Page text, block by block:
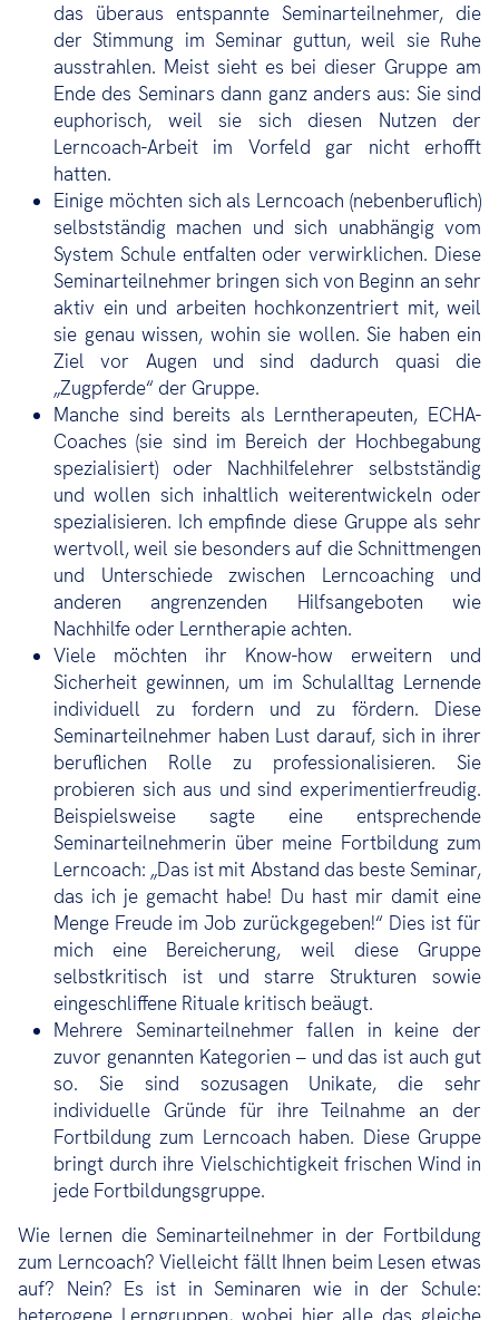
das überaus entspannte Seminarteilnehmer, die
der Stimmung im Seminar guttun, weil sie Ruhe
ausstrahlen. Meist sieht es bei dieser Gruppe am
Ende des Seminars dann ganz anders aus: Sie sind
euphorisch, weil sie sich diesen Nutzen der
Lerncoach-Arbeit im Vorfeld gar nicht erhofft
hatten.
Einige möchten sich als Lerncoach (nebenberuflich)
selbstständig machen und sich unabhängig vom
System Schule entfalten oder verwirklichen. Diese
Seminarteilnehmer bringen sich von Beginn an sehr
aktiv ein und arbeiten hochkonzentriert mit, weil
sie genau wissen, wohin sie wollen. Sie haben ein
Ziel vor Augen und sind dadurch quasi die
„Zugpferde“ der Gruppe.
Manche sind bereits als Lerntherapeuten, ECHA-
Coaches (sie sind im Bereich der Hochbegabung
spezialisiert) oder Nachhilfelehrer selbstständig
und wollen sich inhaltlich weiterentwickeln oder
spezialisieren. Ich empfinde diese Gruppe als sehr
wertvoll, weil sie besonders auf die Schnittmengen
und Unterschiede zwischen Lerncoaching und
anderen angrenzenden Hilfsangeboten wie
Nachhilfe oder Lerntherapie achten.
Viele möchten ihr Know-how erweitern und
Sicherheit gewinnen, um im Schulalltag Lernende
individuell zu fordern und zu fördern. Diese
Seminarteilnehmer haben Lust darauf, sich in ihrer
beruflichen Rolle zu professionalisieren. Sie
probieren sich aus und sind experimentierfreudig.
Beispielsweise sagte eine entsprechende
Seminarteilnehmerin über meine Fortbildung zum
Lerncoach: „Das ist mit Abstand das beste Seminar,
das ich je gemacht habe! Du hast mir damit eine
Menge Freude im Job zurückgegeben!“ Dies ist für
mich eine Bereicherung, weil diese Gruppe
selbstkritisch ist und starre Strukturen sowie
eingeschliffene Rituale kritisch beäugt.
Mehrere Seminarteilnehmer fallen in keine der
zuvor genannten Kategorien – und das ist auch gut
so. Sie sind sozusagen Unikate, die sehr
individuelle Gründe für ihre Teilnahme an der
Fortbildung zum Lerncoach haben. Diese Gruppe
bringt durch ihre Vielschichtigkeit frischen Wind in
jede Fortbildungsgruppe.
Wie lernen die Seminarteilnehmer in der Fortbildung
zum Lerncoach? Vielleicht fällt Ihnen beim Lesen etwas
auf? Nein? Es ist in Seminaren wie in der Schule: